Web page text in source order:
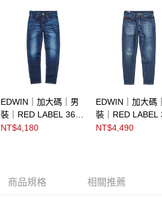
EDWIN｜加大碼｜男
裝｜RED LABEL 365
丹寧中腰錐形褲
NT$4,180
EDWIN｜加大碼
裝｜RED LABEL
溫控丹寧中腰錐
NT$4,490
商品規格 相關推薦